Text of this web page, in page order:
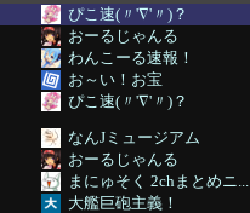
ぴこ速(〃'∇'〃)？
おーるじゃんる
わんこーる速報！
お～い！お宝
ぴこ速(〃'∇'〃)？
なんJミュージアム
おーるじゃんる
まにゅそく 2chまとめニ...
大艦巨砲主義！